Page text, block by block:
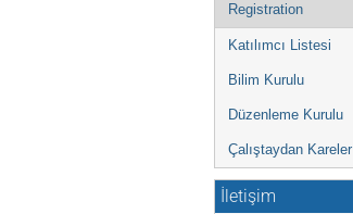
Registration
Katılımcı Listesi
Bilim Kurulu
Düzenleme Kurulu
Çalıştaydan Kareler
İletişim